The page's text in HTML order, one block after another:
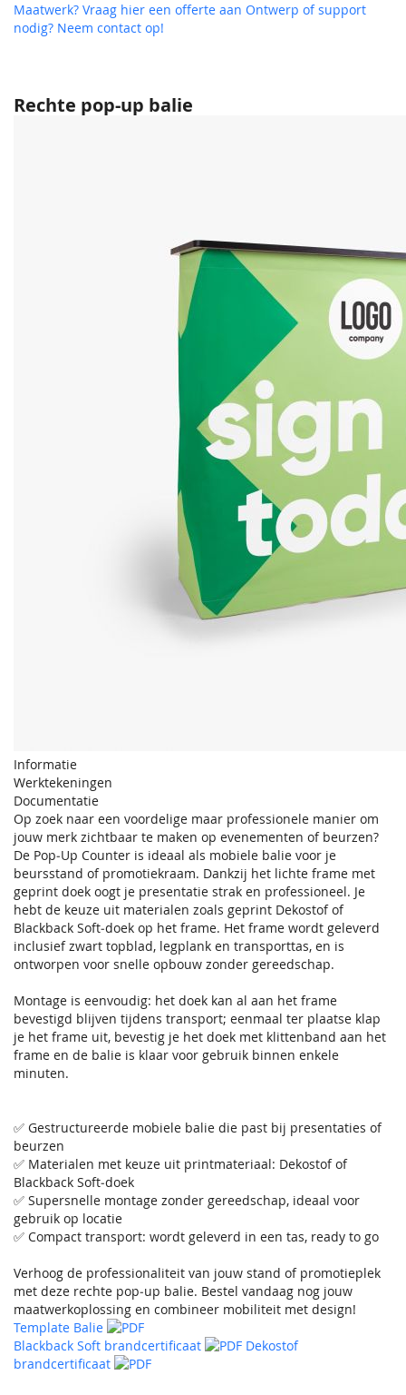
Rechte pop-up balie
Informatie
Werktekeningen
Documentatie
Op zoek naar een voordelige maar professionele manier om
jouw merk zichtbaar te maken op evenementen of beurzen?
De Pop‑Up Counter is ideaal als mobiele balie voor je
beursstand of promotiekraam. Dankzij het lichte frame met
geprint doek oogt je presentatie strak en professioneel. Je
hebt de keuze uit materialen zoals geprint Dekostof of
Blackback Soft‑doek op het frame. Het frame wordt geleverd
inclusief zwart topblad, legplank en transporttas, en is
ontworpen voor snelle opbouw zonder gereedschap.
Montage is eenvoudig: het doek kan al aan het frame
bevestigd blijven tijdens transport; eenmaal ter plaatse klap
je het frame uit, bevestig je het doek met klittenband aan het
frame en de balie is klaar voor gebruik binnen enkele
minuten.
✅ Gestructureerde mobiele balie die past bij presentaties of
beurzen
✅ Materialen met keuze uit printmateriaal: Dekostof of
Blackback Soft‑doek
✅ Supersnelle montage zonder gereedschap, ideaal voor
gebruik op locatie
✅ Compact transport: wordt geleverd in een tas, ready to go
Verhoog de professionaliteit van jouw stand of promotieplek
met deze rechte pop‑up balie. Bestel vandaag nog jouw
maatwerkoplossing en combineer mobiliteit met design!
Template Balie
Blackback Soft brandcertificaat
Dekostof
brandcertificaat
Maatwerk? Vraag hier een offerte aan Ontwerp of support
nodig? Neem contact op!